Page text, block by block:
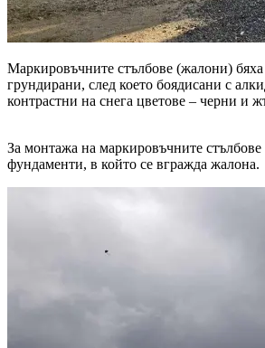
Маркировъчните стълбове (жалони)
грундирани, след което боядисани с
контрастни на снега цветове – черни и
За монтажа на маркировъчните стълбове
фундаменти, в който се вгражда жалона.